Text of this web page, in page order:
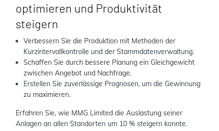
optimieren und Produktivität
steigern
Verbessern Sie die Produktion mit Methoden der
Kurzintervallkontrolle und der Stammdatenverwaltung.
Schaffen Sie durch bessere Planung ein Gleichgewicht
zwischen Angebot und Nachfrage.
Erstellen Sie zuverlässige Prognosen, um die Gewinnung
zu maximieren.
Erfahren Sie, wie MMG Limited die Auslastung seiner
Anlagen an allen Standorten um 10 % steigern konnte.